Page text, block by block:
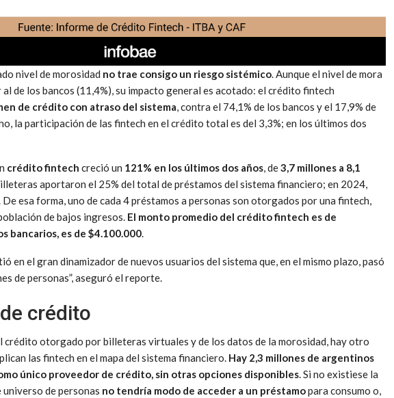
nivel de morosidad no trae consigo un riesgo sistémico. Aunque el nivel de mora
de los bancos (11,4%), su impacto general es acotado: el crédito fintech
de crédito con atraso del sistema, contra el 74,1% de los bancos y el 17,9% de
la participación de las fintech en el crédito total es del 3,3%; en los últimos dos
crédito fintech creció un 121% en los últimos dos años, de3,7 millones a 8,1
aportaron el 25% del total de préstamos del sistema financiero; en 2024,
esa forma, uno de cada 4 préstamos a personas son otorgados por una fintech,
de bajos ingresos. El monto promedio del crédito fintech es de
bancarios, es de $4.100.000.
en el gran dinamizador de nuevos usuarios del sistema que, en el mismo plazo, pasó
de personas”, aseguró el reporte.
crédito
crédito otorgado por billeteras virtuales y de los datos de la morosidad, hay otro
las fintech en el mapa del sistema financiero. Hay 2,3 millones de argentinos
único proveedor de crédito, sin otras opciones disponibles. Si no existiese la
de personas no tendría modo de acceder a un préstamopara consumo o,